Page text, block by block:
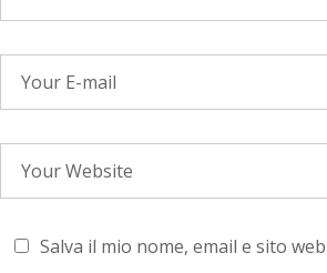
Salva il mio nome, email e sito